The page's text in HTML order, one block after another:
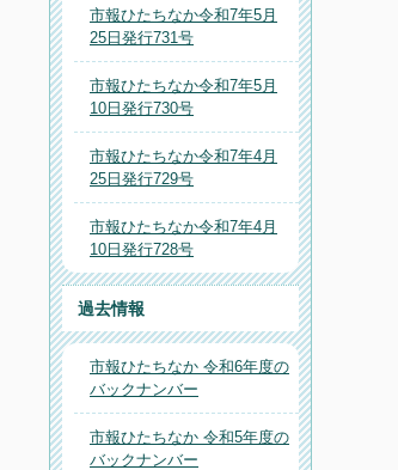
市報ひたちなか令和7年5月
25日発行731号
市報ひたちなか令和7年5月
10日発行730号
市報ひたちなか令和7年4月
25日発行729号
市報ひたちなか令和7年4月
10日発行728号
過去情報
市報ひたちなか 令和6年度の
バックナンバー
市報ひたちなか 令和5年度の
バックナンバー